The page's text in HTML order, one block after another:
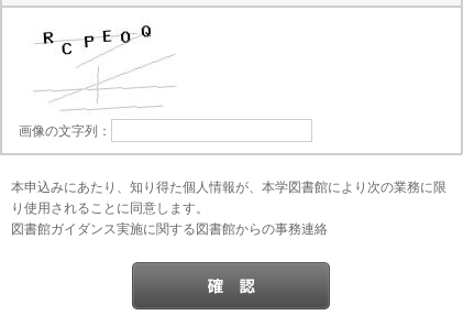
画像の文字列：
本申込みにあたり、知り得た個人情報が、本学図書館により次の業務に限
り使用されることに同意します。
図書館ガイダンス実施に関する図書館からの事務連絡